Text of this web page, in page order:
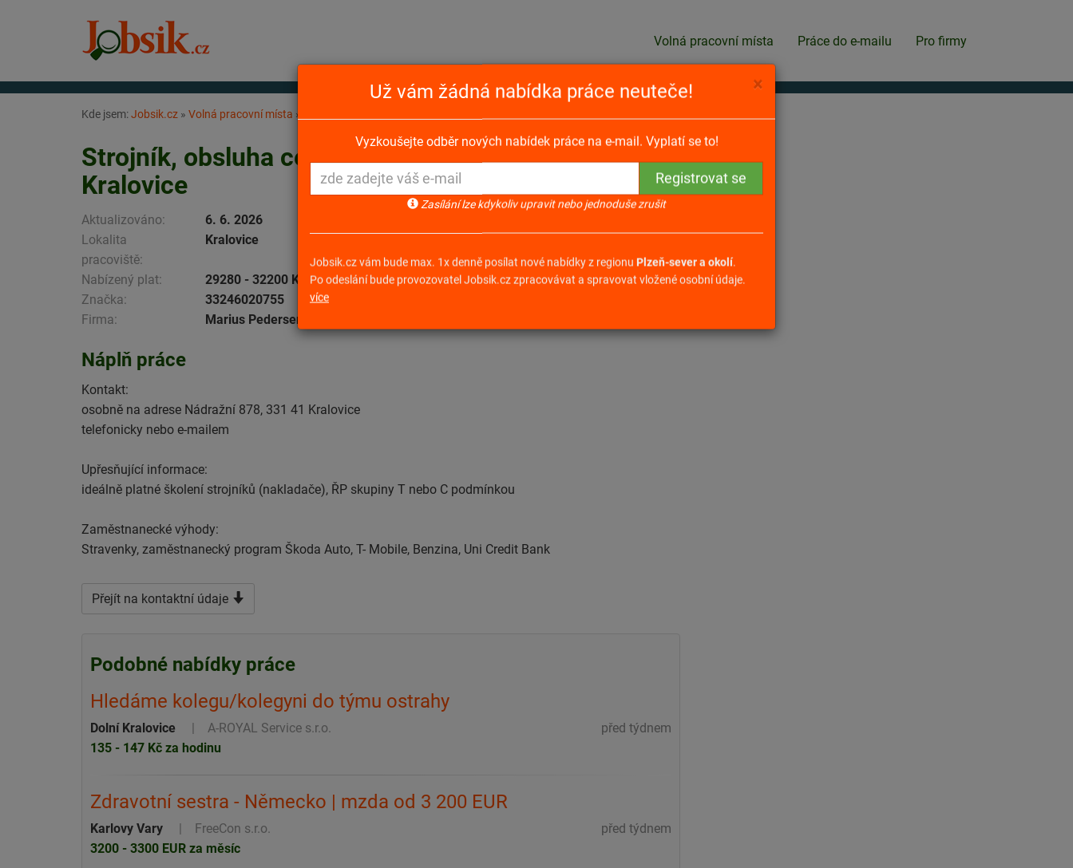
Volná pracovní místa Práce do e-mailu Pro firmy
Kde jsem:Jobsik.cz » Volná pracovní místa »
Strojník, obsluha centra na zpracování bioodpadu
Kralovice
Aktualizováno:
6. 6. 2026
Lokalita
pracoviště:
Kralovice
Nabízený plat:
29280 - 32200 Kč
Značka:
33246020755
Firma:
Marius Pedersen a.s.
Odpovědět na nabídku
Náplň práce
Kontakt:
osobně na adrese Nádražní 878, 331 41 Kralovice
telefonicky nebo e-mailem
Upřesňující informace:
ideálně platné školení strojníků (nakladače), ŘP skupiny T nebo C podmínkou
Zaměstnanecké výhody:
Stravenky, zaměstnanecký program Škoda Auto, T- Mobile, Benzina, Uni Credit Bank
Přejít na kontaktní údaje
Podobné nabídky práce
Hledáme kolegu/kolegyni do týmu ostrahy
před týdnem
Dolní Kralovice
A-ROYAL Service s.r.o.
135 - 147 Kč za hodinu
Zdravotní sestra - Německo | mzda od 3 200 EUR
před týdnem
Karlovy Vary
FreeCon s.r.o.
3200 - 3300 EUR za měsíc
×
Už vám žádná nabídka práce neuteče!
Vyzkoušejte odběr nových nabídek práce na e-mail. Vyplatí se to!
Zasílání lze kdykoliv upravit nebo jednoduše zrušit
Jobsik.cz vám bude max. 1x denně posílat nové nabídky z regionu Plzeň-sever a okolí.
Po odeslání bude provozovatel Jobsik.cz zpracovávat a spravovat vložené osobní údaje.
více